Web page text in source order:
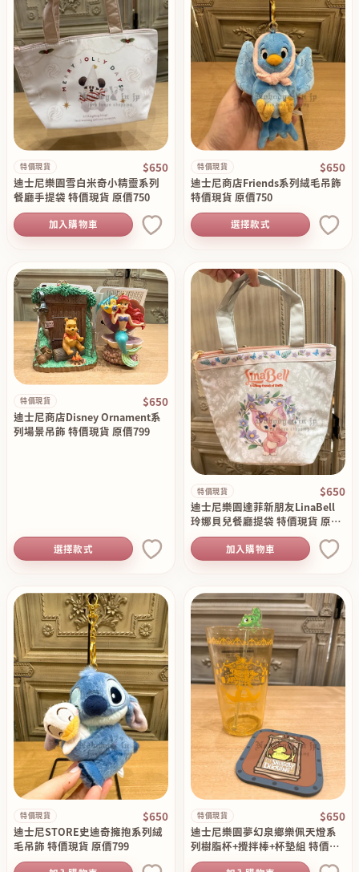
特價現貨 $650
迪士尼樂園雪白米奇小精靈系列
餐廳手提袋 特價現貨 原價750
加入購物車
特價現貨 $650
迪士尼商店Friends系列絨毛吊飾
特價現貨 原價750
選擇款式
特價現貨 $650
迪士尼商店Disney Ornament系
列場景吊飾 特價現貨 原價799
選擇款式
特價現貨 $650
迪士尼樂園達菲新朋友LinaBell
玲娜貝兒餐廳提袋 特價現貨 原價
750
加入購物車
特價現貨 $650
迪士尼STORE史迪奇擁抱系列絨
毛吊飾 特價現貨 原價799
特價現貨 $650
迪士尼樂園夢幻泉鄉樂佩天燈系
列樹脂杯+攪拌棒+杯墊組 特價現
貨 原價790